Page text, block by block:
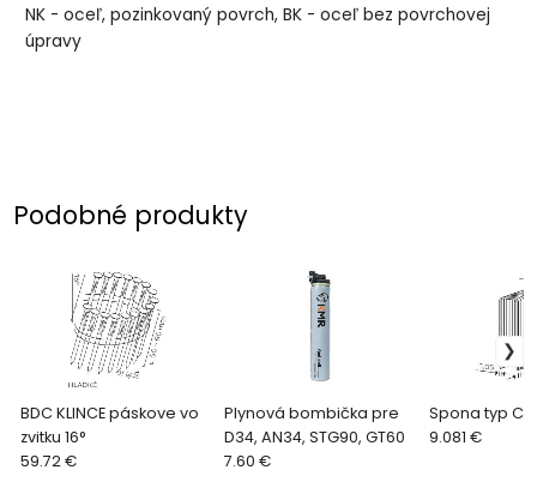
NK - oceľ, pozinkovaný povrch, BK - oceľ bez povrchovej
úpravy
Podobné produkty
BDC KLINCE páskove vo
zvitku 16°
59.72 €
Plynová bombička pre
D34, AN34, STG90, GT60
7.60 €
Spona typ C
9.081 €